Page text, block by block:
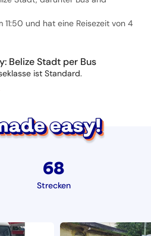
und hat eine Reisezeit von 4
Belize Stadt per Bus
ist Standard.
68
Strecken